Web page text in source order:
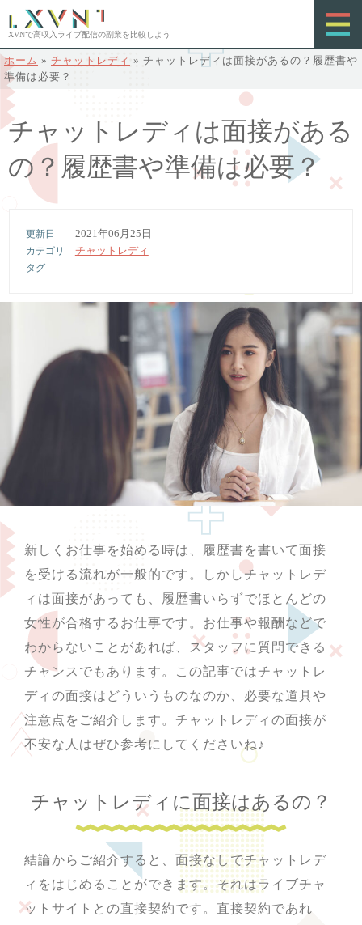
XVNで高収入ライブ配信の副業を比較しよう
ホーム » チャットレディ » チャットレディは面接があるの？履歴書や
準備は必要？
チャットレディは面接がある
の？履歴書や準備は必要？
2021年06月25日
チャットレディ
新しくお仕事を始める時は、履歴書を書いて面接
を受ける流れが一般的です。しかしチャットレデ
ィは面接があっても、履歴書いらずでほとんどの
女性が合格するお仕事です。お仕事や報酬などで
わからないことがあれば、スタッフに質問できる
チャンスでもあります。この記事ではチャットレ
ディの面接はどういうものなのか、必要な道具や
注意点をご紹介します。チャットレディの面接が
不安な人はぜひ参考にしてくださいね♪
チャットレディに面接はあるの？
結論からご紹介すると、面接なしでチャットレデ
ィをはじめることができます。それはライブチャ
ットサイトとの直接契約です。直接契約であれ